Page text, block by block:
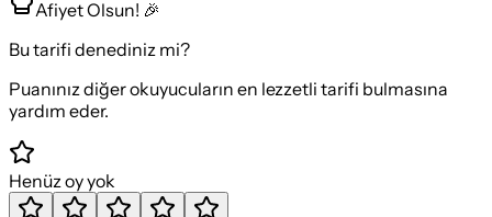
Afiyet Olsun! 🎉
Bu tarifi denediniz mi?
Puanınız diğer okuyucuların en lezzetli tarifi bulmasına
yardım eder.
Henüz oy yok